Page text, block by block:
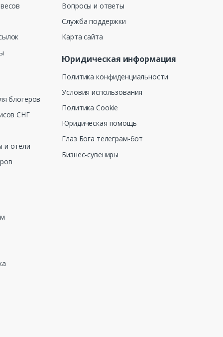
блогеров
СНГ
и отели
Вопросы и ответы
Служба поддержки
Карта сайта
Юридическая информация
Политика конфиденциальности
Условия использования
Политика Cookie
Юридическая помощь
Глаз Бога телеграм-бот
Бизнес-сувениры